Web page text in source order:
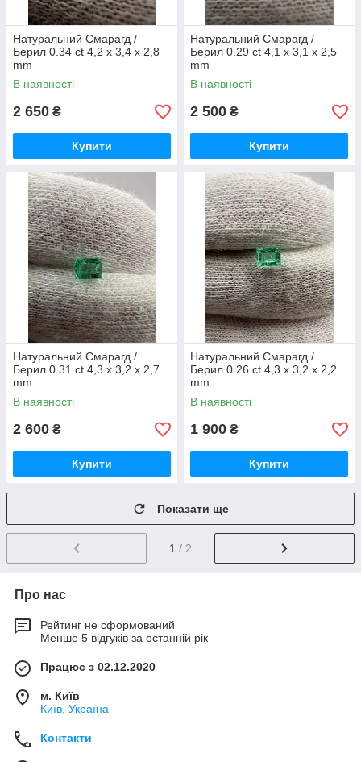
Натуральний Смарагд /
Берил 0.34 ct 4,2 х 3,4 х 2,8
mm
В наявності
2 650 ₴
Купити
Натуральний Смарагд /
Берил 0.29 ct 4,1 х 3,1 х 2,5
mm
В наявності
2 500 ₴
Купити
Натуральний Смарагд /
Берил 0.31 ct 4,3 х 3,2 х 2,7
mm
В наявності
2 600 ₴
Купити
Натуральний Смарагд /
Берил 0.26 ct 4,3 х 3,2 х 2,2
mm
В наявності
1 900 ₴
Купити
Показати ще
1 / 2
Про нас
Рейтинг не сформований
Менше 5 відгуків за останній рік
Працює з 02.12.2020
м. Київ
Київ, Україна
Контакти